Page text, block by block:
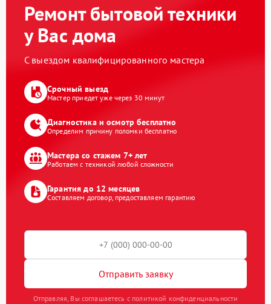
Ремонт бытовой техники
у Вас дома
С выездом квалифицированного мастера
Срочный выезд
Мастер приедет уже через 30 минут
Диагностика и осмотр бесплатно
Определим причину поломки бесплатно
Мастера со стажем 7+ лет
Работаем с техникой любой сложности
Гарантия до 12 месяцев
Составляем договор, предоставляем гарантию
Отправить заявку
Отправляя, Вы соглашаетесь с политикой конфиденциальности